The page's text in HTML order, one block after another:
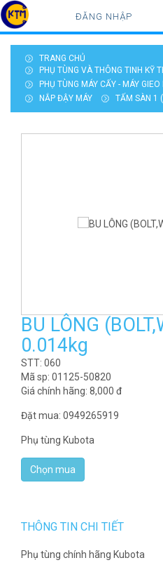
ĐĂNG NHẬP
TRANG CHỦ
PHỤ TÙNG VÀ THÔNG TINH KỸ
PHỤ TÙNG MÁY CẤY - MÁY GIEO
NẮP ĐẬY MÁY
TẤM SÀN 1
BU LÔNG
0.014kg
STT: 060
Mã sp: 01125-50820
Giá chính hãng: 8,000 đ
Đặt mua: 0949265919
Phụ tùng Kubota
THÔNG TIN CHI TIẾT
Phụ tùng chính hãng Kubota